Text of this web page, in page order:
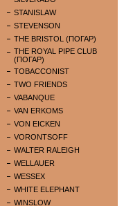
STANISLAW
STEVENSON
THE BRISTOL (ПОГАР)
THE ROYAL PIPE CLUB
(ПОГАР)
TOBACCONIST
TWO FRIENDS
VABANQUE
VAN ERKOMS
VON EICKEN
VORONTSOFF
WALTER RALEIGH
WELLAUER
WESSEX
WHITE ELEPHANT
WINSLOW